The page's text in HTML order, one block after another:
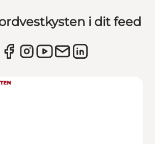
i dit feed